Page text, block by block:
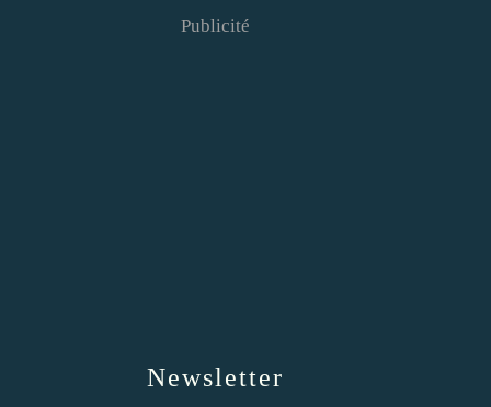
Newsletter
Publicité